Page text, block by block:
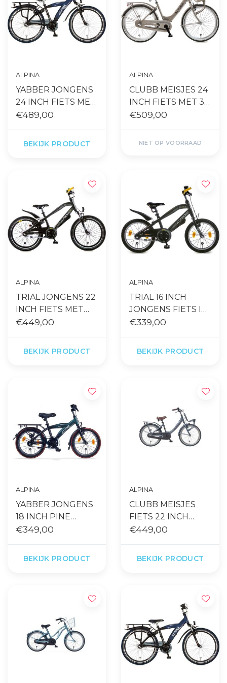
ALPINA
YABBER JONGENS
24 INCH FIETS MET
3 VERS. IN MATT
€489,00
BEKIJK PRODUCT
ALPINA
CLUBB MEISJES 24
INCH FIETS MET 3
VERSNELLINGEN
TERUGTRAPREM
€509,00
NIET OP VOORRAAD
ALPINA
TRIAL JONGENS 22
INCH FIETS MET
TERUGTRAPREM
€449,00
BEKIJK PRODUCT
ALPINA
TRIAL 16 INCH
JONGENS FIETS IN
SPACE BLACK
€339,00
BEKIJK PRODUCT
ALPINA
YABBER JONGENS
18 INCH PINE
GREEN
€349,00
BEKIJK PRODUCT
ALPINA
CLUBB MEISJES
FIETS 22 INCH
BLUE MATT
€449,00
BEKIJK PRODUCT